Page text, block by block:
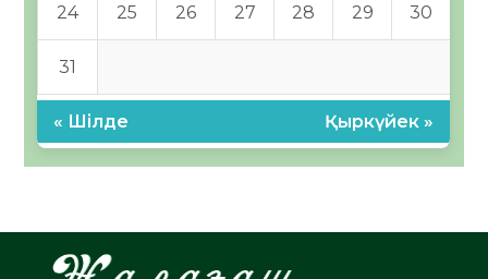
24 25 26 27 28 29 30
31
« Шілде Қыркүйек »